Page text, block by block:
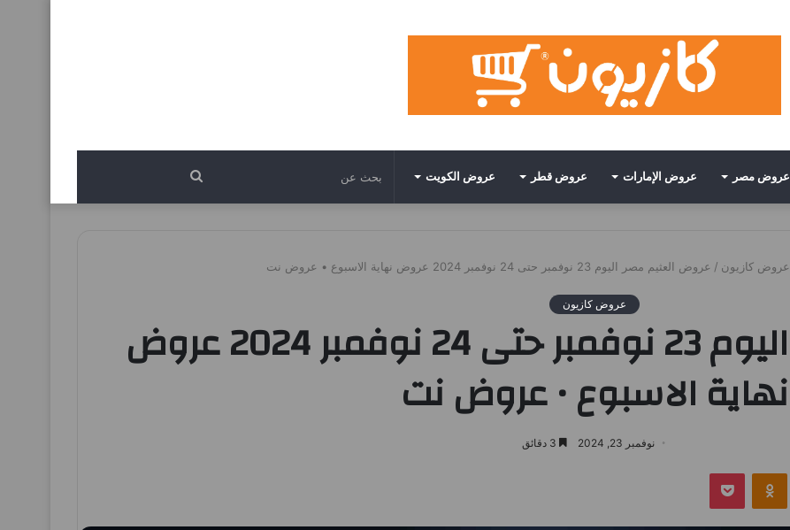
عروض مصر عروض الإمارات عروض قطر عروض الكويت بحث
عروض كازيون / عروض العثيم مصر اليوم 23 نوفمبر حتى 24 نوفمبر 2024 عروض نهاية الاسبوع • عروض نت
عروض كازيون
عروض العثيم مصر اليوم 23 نوفمبر حتى 24 نوفمبر 2024 عروض
نهاية الاسبوع • عروض نت
نوفمبر 23, 2024
Odnoklassniki
بوكيت